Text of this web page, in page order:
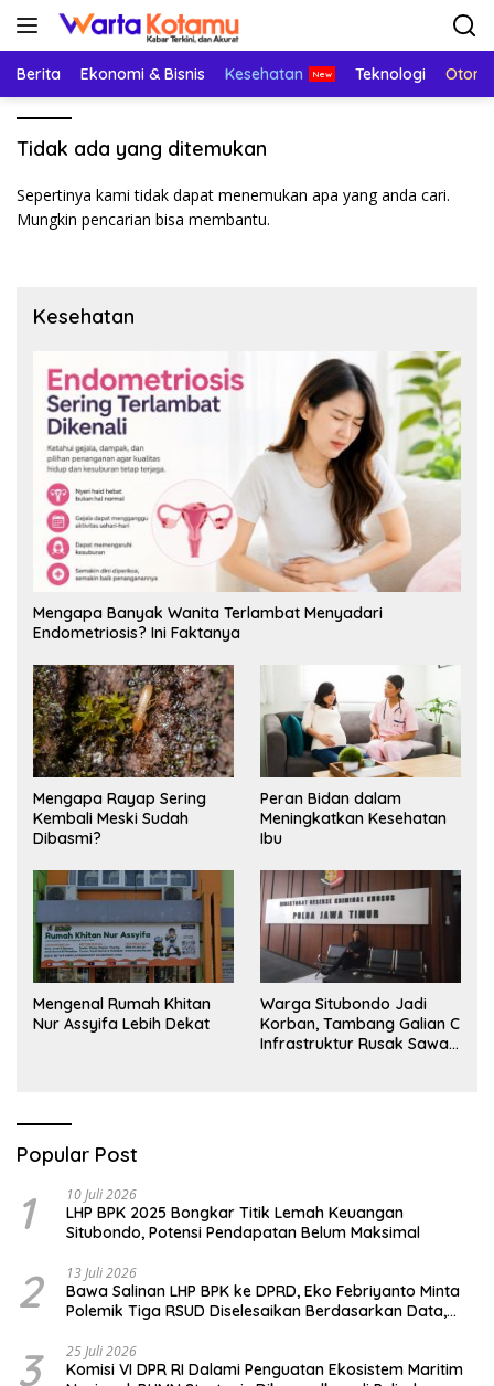
Langsung
Berita Ekonomi & Bisnis Kesehatan Teknologi
Tidak ada yang ditemukan
Sepertinya kami tidak dapat menemukan apa yang anda cari.
Mungkin pencarian bisa membantu.
Kesehatan
Mengapa Banyak Wanita Terlambat Menyadari
Endometriosis? Ini Faktanya
Mengapa Rayap Sering
Kembali Meski Sudah
Dibasmi?
Peran Bidan dalam
Meningkatkan Kesehatan
Ibu
Mengenal Rumah Khitan
Nur Assyifa Lebih Dekat
Warga Situbondo Jadi
Korban, Tambang Galian C
Infrastruktur Rusak Sawah
Popular Post
1 10 Juli 2026
LHP BPK 2025 Bongkar Titik Lemah Keuangan
Situbondo, Potensi Pendapatan Belum Maksimal
2 13 Juli 2026
Bawa Salinan LHP BPK ke DPRD, Eko Febriyanto Minta
Polemik Tiga RSUD Diselesaikan Berdasarkan Data,
3 25 Juli 2026
Komisi VI DPR RI Dalami Penguatan Ekosistem Maritim